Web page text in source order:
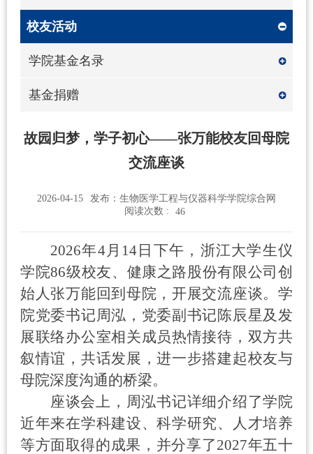
校友活动
学院基金名录
基金捐赠
故园归梦，学子初心——张万能校友回母院
交流座谈
2026-04-15
发布：生物医学工程与仪器科学学院综合网
阅读次数 :
46
2026年4月 14 日下午，浙江大学生仪
学院86级校友、健康之路股份有限公司创
始人张万能回到母院，开展交流座谈。学
院党委书记周泓，党委副书记陈辰星及发
展联络办公室相关成员热情接待，双方共
叙情谊，共话发展，进一步搭建起校友与
母院深度沟通的桥梁。
座谈会上，周泓书记详细介绍了学院
近年来在学科建设、科学研究、人才培养
等方面取得的成果，并分享了2027年五十